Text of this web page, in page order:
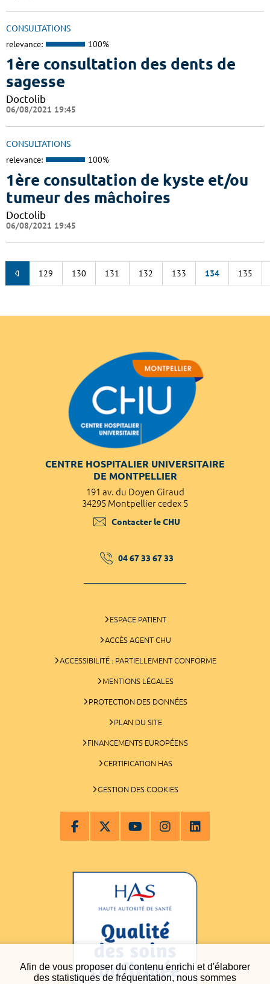
Afin de vous proposer du contenu enrichi et d'élaborer
des statistiques de fréquentation, nous sommes
CONSULTATIONS
relevance: 100%
1ère consultation des dents de
sagesse
Doctolib
06/08/2021 19:45
CONSULTATIONS
relevance: 100%
1ère consultation de kyste et/ou
tumeur des mâchoires
Doctolib
06/08/2021 19:45
129 130 131 132 133 134 135
CENTRE HOSPITALIER UNIVERSITAIRE
DE MONTPELLIER
191 av. du Doyen Giraud
34295 Montpellier cedex 5
Contacter le CHU
04 67 33 67 33
ESPACE PATIENT
ACCÈS AGENT CHU
ACCESSIBILITÉ : PARTIELLEMENT CONFORME
MENTIONS LÉGALES
PROTECTION DES DONNÉES
PLAN DU SITE
FINANCEMENTS EUROPÉENS
CERTIFICATION HAS
GESTION DES COOKIES